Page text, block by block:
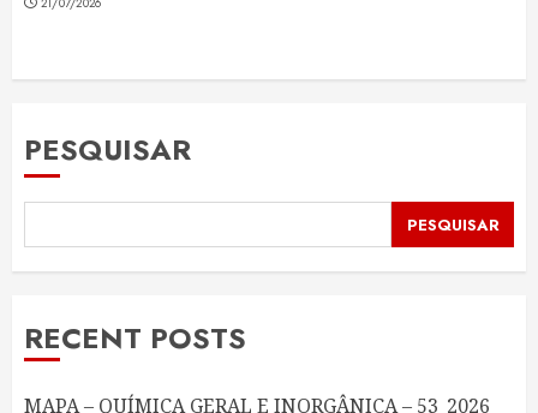
PESQUISAR
PESQUISAR
RECENT POSTS
MAPA – QUÍMICA GERAL E INORGÂNICA – 53_2026